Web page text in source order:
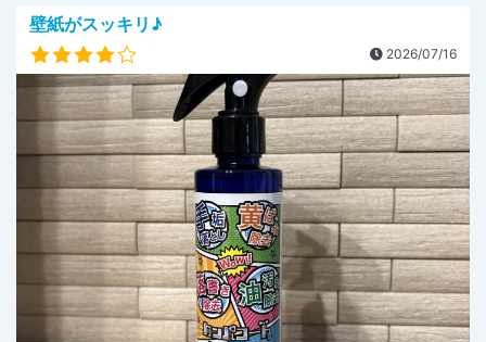
壁紙がスッキリ♪
2026/07/16